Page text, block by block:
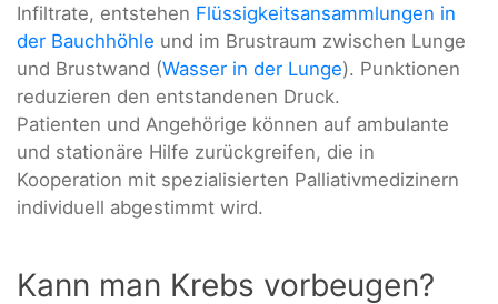
Infiltrate, entstehen Flüssigkeitsansammlungen in
der Bauchhöhle und im Brustraum zwischen Lunge
und Brustwand (Wasser in der Lunge). Punktionen
reduzieren den entstandenen Druck.
Patienten und Angehörige können auf ambulante
und stationäre Hilfe zurückgreifen, die in
Kooperation mit spezialisierten Palliativmedizinern
individuell abgestimmt wird.
Kann man Krebs vorbeugen?